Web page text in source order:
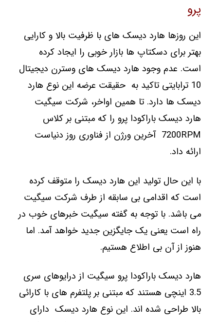
پرو
این روزها هارد دیسک های با ظرفیت بالا و کارایی
بهتر برای دسکتاپ ها بازار خوبی را ایجاد کرده
است. عدم وجود هارد دیسک های وسترن دیجیتال
10 ترابایتی تاکید به حقیقت عرضه این نوع هارد
دیسک ها دارد. تا همین اواخر، شرکت سیگیت
هارد دیسک باراکودا پرو را که مبتنی بر کلاس
7200RPM آخرین ورژن از فناوری روز دنیاست
ارائه داد.
با این حال تولید این هارد دیسک را متوقف کرده
است که اقدامی بی سابقه از طرف شرکت سیگیت
می باشد. با توجه به گفته سیگیت خبرهای خوب در
راه است یعنی یک جایگزین جدید خواهد آمد. اما
هنوز از آن بی اطلاع هستیم.
هارد دیسک باراکودا پرو سیگیت از درایوهای سری
3.5 اینچی هستند که مبتنی بر پلتفرم های با کارائی
بالا طراحی شده اند. این نوع هارد دیسک دارای